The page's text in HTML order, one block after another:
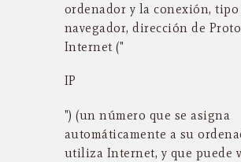
ordenador y la conexión, tipo
navegador, dirección de
Internet ("
IP
") (un número que se asigna
automáticamente a su
utiliza Internet, y que puede